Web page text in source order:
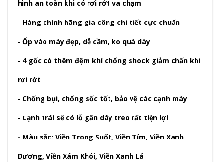
hình an toàn khi có rơi rớt va chạm
- Hàng chính hãng gia công chi tiết cực chuẩn
- Ốp vào máy đẹp, dễ cầm, ko quá dày
- 4 gốc có thêm đệm khí chống shock giảm chấn khi
rơi rớt
- Chống bụi, chống sốc tốt, bảo vệ các cạnh máy
- Cạnh trái sẽ có lỗ gắn dây treo rất tiện lợi
- Màu sắc: Viền Trong Suốt, Viền Tím, Viền Xanh
Dương, Viền Xám Khói, Viền Xanh Lá